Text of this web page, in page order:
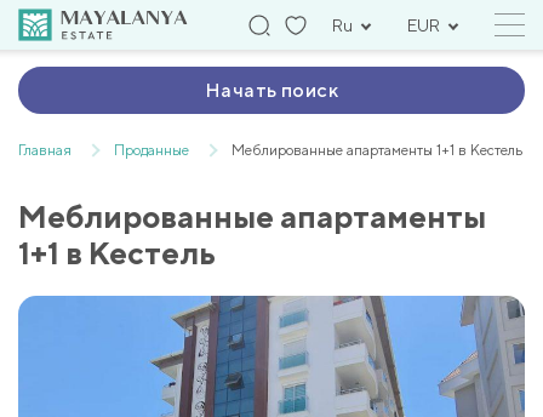
Ru EUR
Начать поиск
Главная Проданные Меблированные апартаменты 1+1 в Kестель
Меблированные апартаменты
1+1 в Kестель